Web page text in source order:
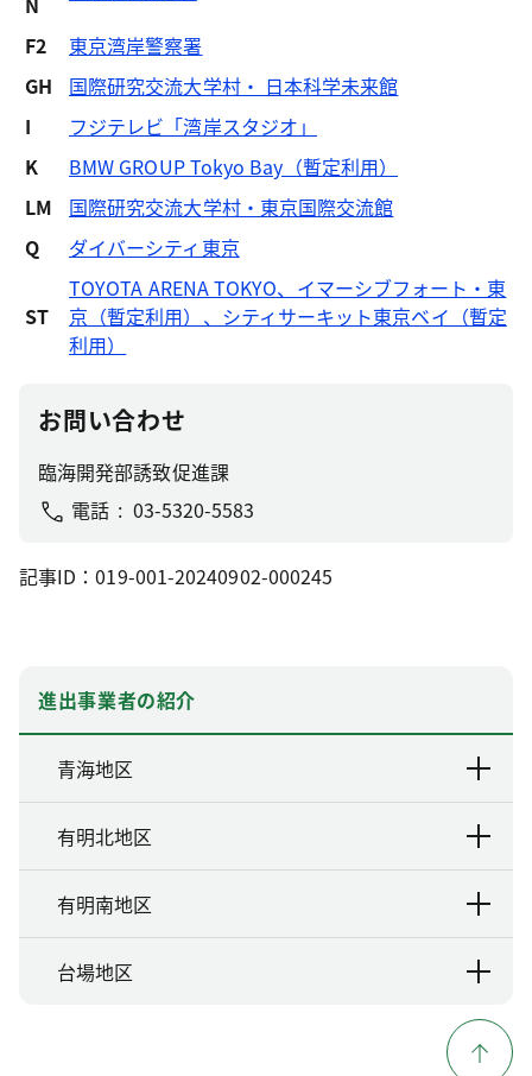
F2
東京湾岸警察署
GH
国際研究交流大学村・ 日本科学未来館
I
フジテレビ「湾岸スタジオ」
K
BMW GROUP Tokyo Bay（暫定利用）
LM
国際研究交流大学村・東京国際交流館
Q
ダイバーシティ東京
ST
TOYOTA ARENA TOKYO、イマーシブフォート・東
京（暫定利用）、シティサーキット東京ベイ（暫定
利用）
お問い合わせ
臨海開発部誘致促進課
電話
03-5320-5583
記事ID：019-001-20240902-000245
進出事業者の紹介
青海地区
有明北地区
有明南地区
台場地区